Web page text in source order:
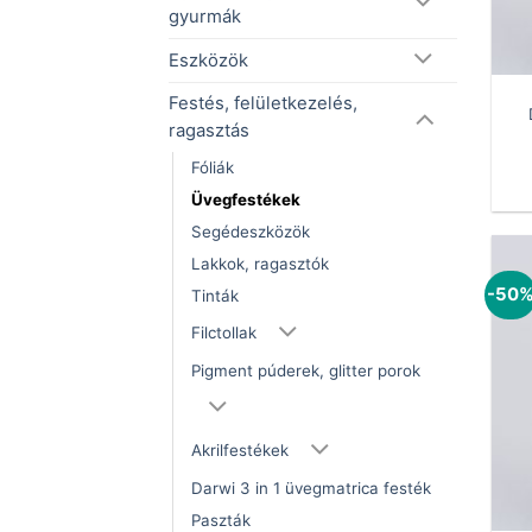
gyurmák
Eszközök
Festés, felületkezelés,
ragasztás
Fóliák
Üvegfestékek
Segédeszközök
Lakkok, ragasztók
Tinták
Filctollak
Pigment púderek, glitter porok
Akrilfestékek
Darwi 3 in 1 üvegmatrica festék
Paszták
-